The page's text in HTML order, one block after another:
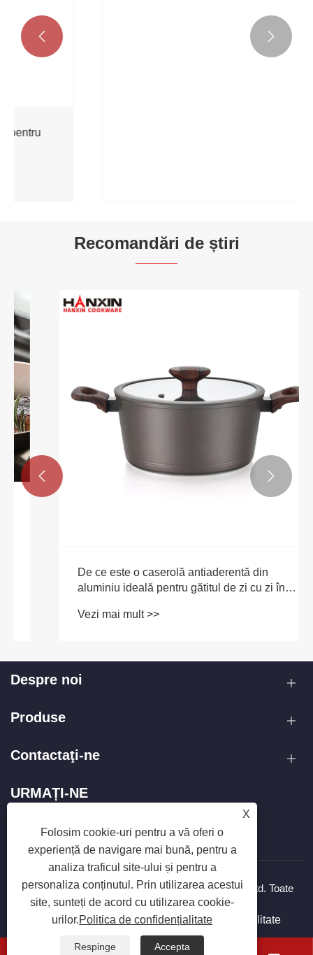
 
Recomandări de știri
De ce este o caserolă antiaderentă din
aluminiu ideală pentru gătitul de zi cu zi în
Vezi mai mult >>
 
Despre noi
Produse
Contactaţi-ne
URMAȚI-NE
Copyright © 2025 Zhejiang Hanxin Cookware Co., Ltd. Toate
drepturile rezervate.
LinksSitemapRSSXMLPolitica de confidențialitate
X
Folosim cookie-uri pentru a vă oferi o
experiență de navigare mai bună, pentru a
analiza traficul site-ului și pentru a
personaliza conținutul. Prin utilizarea acestui
site, sunteți de acord cu utilizarea cookie-
urilor.Politica de confidențialitate
Respinge Accepta